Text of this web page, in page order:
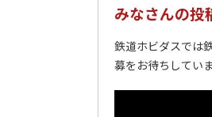
みなさんの投
鉄道ホビダスでは
募をお待ちしてい